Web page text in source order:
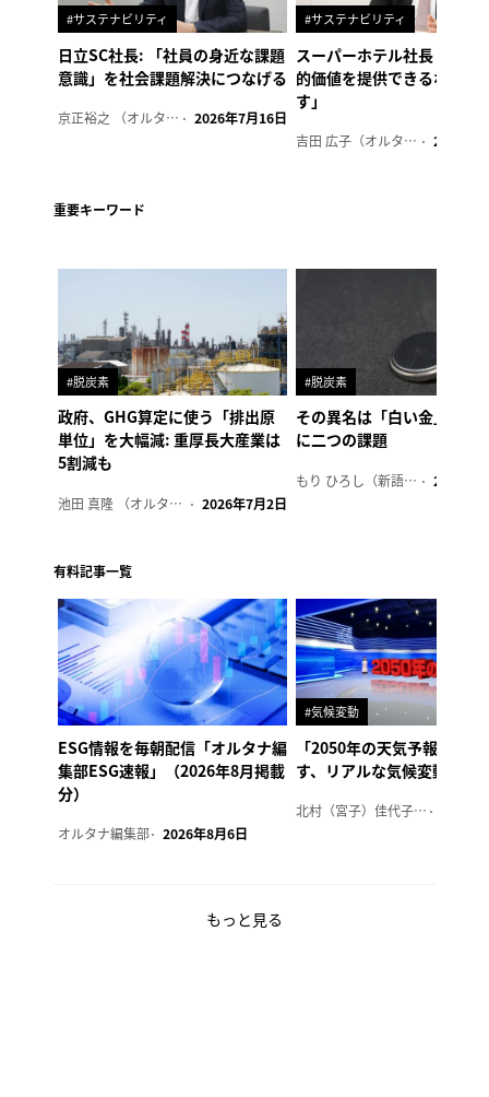
#サステナビリティ
日立SC社長: 「社員の身近な課題
意識」を社会課題解決につなげる
京正裕之 （オルタナ副編集長） 2026年7月16日
#サステナビリティ
スーパーホテル社長「地域
的価値を提供できるホテル
す」
吉田 広子（オルタナ輪番編集長） 2026年6
重要キーワード
#脱炭素
政府、GHG算定に使う「排出原
単位」を大幅減: 重厚長大産業は
5割減も
池田 真隆 （オルタナ輪番編集長） 2026年7月2日
#脱炭素
その異名は「白い金」、リ
に二つの課題
もり ひろし（新語ウォッチャー） 2023年7
有料記事一覧
ESG情報を毎朝配信「オルタナ編
集部ESG速報」（2026年8月掲載
分）
オルタナ編集部 2026年8月6日
#気候変動
「2050年の天気予報 Ver.2
す、リアルな気候変動の影
北村（宮子）佳代子（オルタナ輪番編集長）
もっと見る